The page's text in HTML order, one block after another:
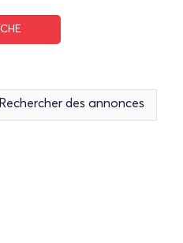
Rechercher des annonces